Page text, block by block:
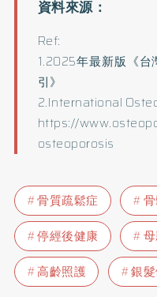
Ref:
1.2025年最新版《
引》
2.International
https://
osteoporosis
骨質疏鬆症
停經後健康
高齡照護
銀